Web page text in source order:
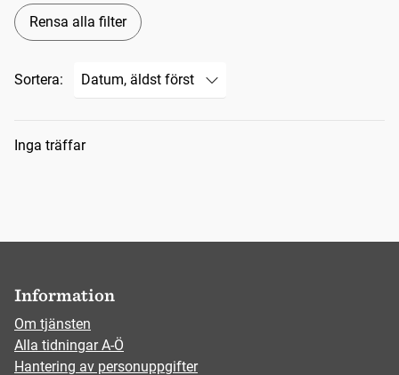
Rensa alla filter
Sortera:
Sökresultat
Inga träffar
Information
Om tjänsten
Alla tidningar A-Ö
Hantering av personuppgifter